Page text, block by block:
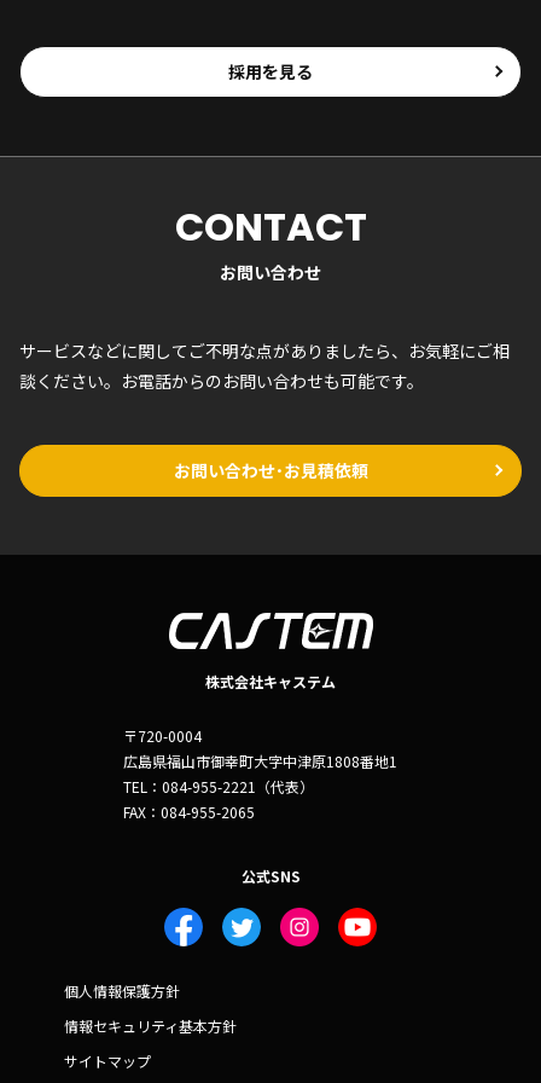
採用を見る
CONTACT
お問い合わせ
サービスなどに関してご不明な点がありましたら、お気軽にご相
談ください。お電話からのお問い合わせも可能です。
お問い合わせ･お見積依頼
株式会社キャステム
〒720-0004
広島県福山市御幸町大字中津原1808番地1
TEL：084-955-2221（代表）
FAX：084-955-2065
公式SNS
個人情報保護方針
情報セキュリティ基本方針
サイトマップ